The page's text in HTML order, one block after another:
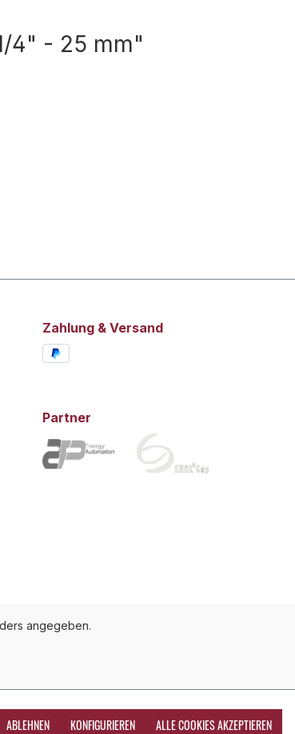
4" - 25 mm"
Zahlung & Versand
Partner
angegeben.
ABLEHNEN KONFIGURIEREN ALLE COOKIES AKZEPTIEREN